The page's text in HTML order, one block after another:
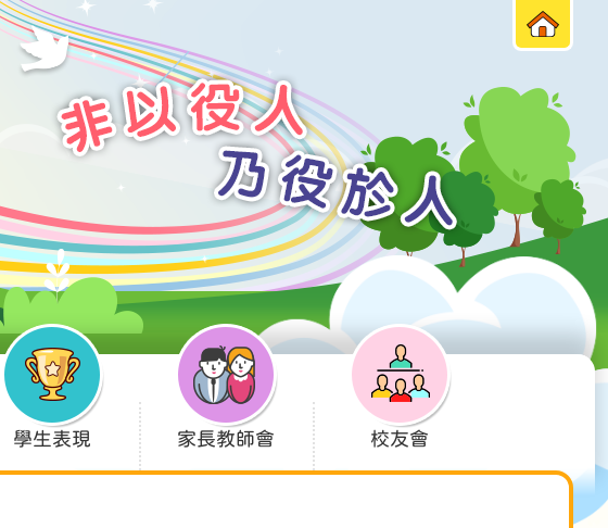
學生表現 家長教師會 校友會